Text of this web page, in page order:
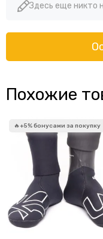
Здесь еще никто
Похожие